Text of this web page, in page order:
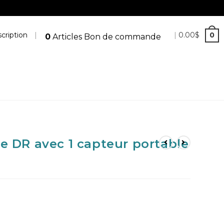
| 0 Articles Bon de commande | 0.00$ 0
DR avec 1 capteur portable